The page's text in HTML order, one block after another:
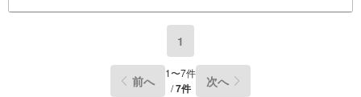
1
前へ 1〜7件
/7件 次へ